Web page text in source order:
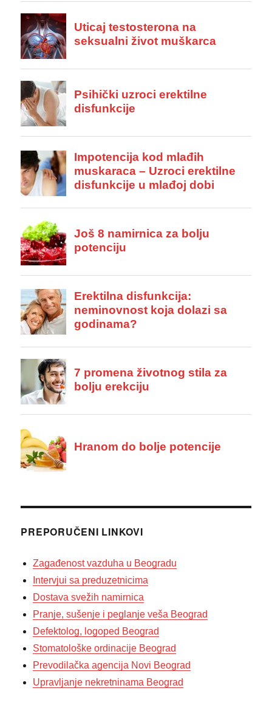
PREPORUČENI LINKOVI
Zagađenost vazduha u Beogradu
Intervjui sa preduzetnicima
Dostava svežih namirnica
Pranje, sušenje i peglanje veša Beograd
Defektolog, logoped Beograd
Stomatološke ordinacije Beograd
Prevodilačka agencija Novi Beograd
Upravljanje nekretninama Beograd